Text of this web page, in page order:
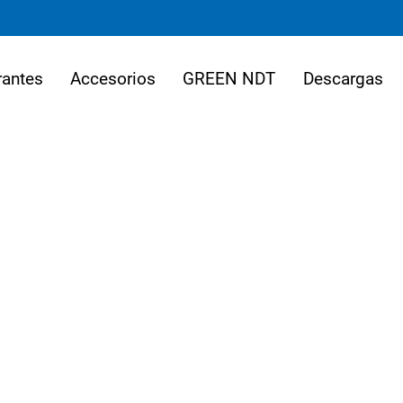
Accesorios GREEN NDT Descargas